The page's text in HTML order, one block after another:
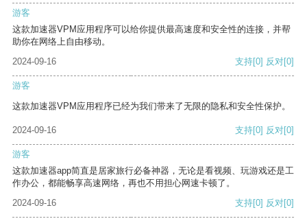
游客
这款加速器VPM应用程序可以给你提供最高速度和安全性的连接，并帮
助你在网络上自由移动。
2024-09-16
支持[0] 反对[0]
游客
这款加速器VPM应用程序已经为我们带来了无限的隐私和安全性保护。
2024-09-16 支持[0] 反对[0]
游客
这款加速器app简直是居家旅行必备神器，无论是看视频、玩游戏还是工
作办公，都能畅享高速网络，再也不用担心网速卡顿了。
2024-09-16
支持[0] 反对[0]